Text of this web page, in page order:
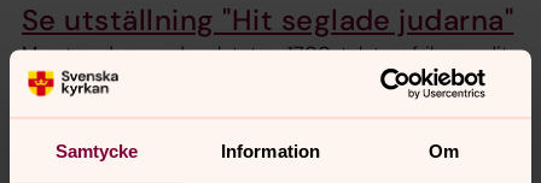
Samtycke Information Om
Se utställning "Hit seglade judarna"
Marstrand var under slutet av 1700-talet en frihamn dit
judar fick komma för att bosätta sig. Denna utställning
beskriver i ord och bild perioden. Invigning med
panelsamtal och musik. 27 sep 2023 kl. 19-21, Tyska
Christinae kyrka, Drottningparken